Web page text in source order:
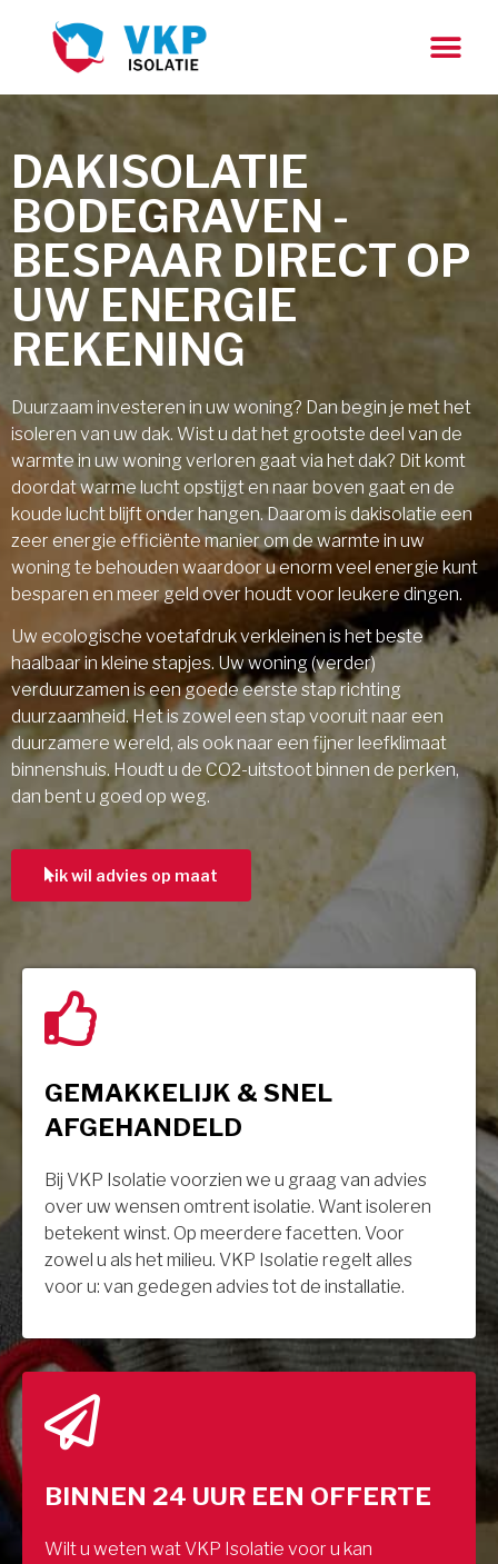
DAKISOLATIE
BODEGRAVEN -
BESPAAR DIRECT OP
UW ENERGIE
REKENING
Duurzaam investeren in uw woning? Dan begin je met het
isoleren van uw dak. Wist u dat het grootste deel van de
warmte in uw woning verloren gaat via het dak? Dit komt
doordat warme lucht opstijgt en naar boven gaat en de
koude lucht blijft onder hangen. Daarom is dakisolatie een
zeer energie efficiënte manier om de warmte in uw
woning te behouden waardoor u enorm veel energie kunt
besparen en meer geld over houdt voor leukere dingen.
Uw ecologische voetafdruk verkleinen is het beste
haalbaar in kleine stapjes. Uw woning (verder)
verduurzamen is een goede eerste stap richting
duurzaamheid. Het is zowel een stap vooruit naar een
duurzamere wereld, als ook naar een fijner leefklimaat
binnenshuis. Houdt u de CO2-uitstoot binnen de perken,
dan bent u goed op weg.
ik wil advies op maat
GEMAKKELIJK & SNEL
AFGEHANDELD
Bij VKP Isolatie voorzien we u graag van advies
over uw wensen omtrent isolatie. Want isoleren
betekent winst. Op meerdere facetten. Voor
zowel u als het milieu. VKP Isolatie regelt alles
voor u: van gedegen advies tot de installatie.
BINNEN 24 UUR EEN OFFERTE
Wilt u weten wat VKP Isolatie voor u kan